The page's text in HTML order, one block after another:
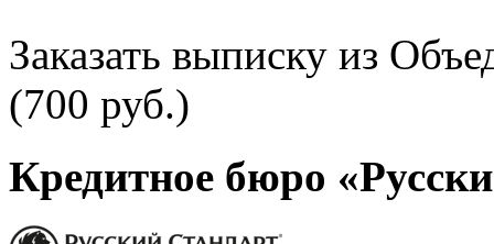
Заказать выписку из
(700 руб.)
Кредитное бюро